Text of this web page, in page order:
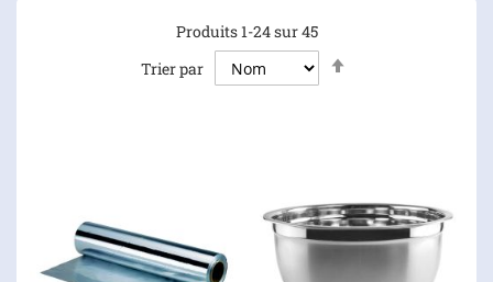
Produits1-24sur45
Trier par